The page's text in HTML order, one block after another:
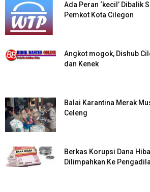
Ada Peran ‘kecil’ Dibalik
Pemkot Kota Cilegon
Angkot mogok, Dishub
dan Kenek
Balai Karantina Merak
Celeng
Berkas Korupsi Dana
Dilimpahkan Ke